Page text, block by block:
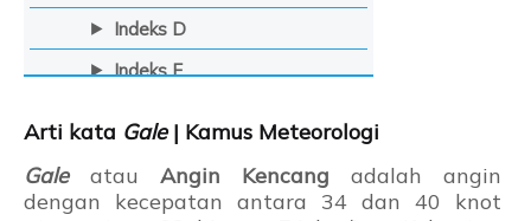
Indeks D
Indeks E
Indeks H
Arti kata Gale| Kamus Meteorologi
Galeatau Angin Kencang adalah angin
dengan kecepatan antara 34 dan 40 knot